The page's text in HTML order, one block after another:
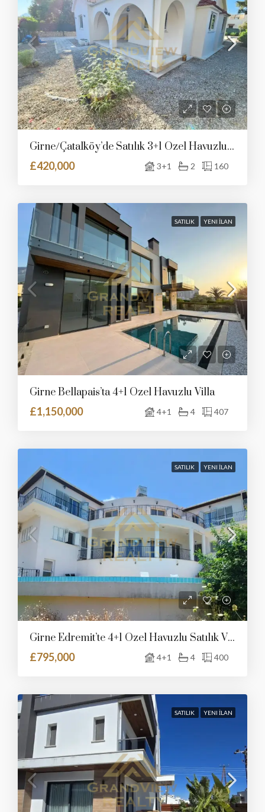
Girne/Çatalköy’de Satılık 3+1 Özel Havuzlu Villa
£420,000
3+1 2 160
SATILIK YENI İLAN
Girne Bellapais’ta 4+1 Özel Havuzlu Villa
£1,150,000
4+1 4 407
SATILIK YENI İLAN
Girne Edremit’te 4+1 Özel Havuzlu Satılık Villa
£795,000
4+1 4 400
SATILIK YENI İLAN